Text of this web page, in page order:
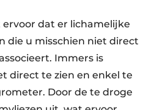
dat er lichamelijke
die u misschien niet direct
Immers is
direct te zien en enkel te
Door de te droge